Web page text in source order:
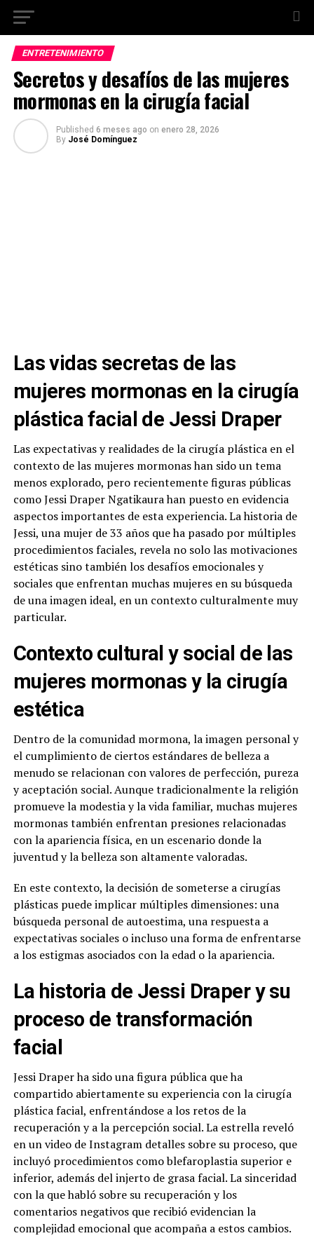
ENTRETENIMIENTO
Secretos y desafíos de las mujeres
mormonas en la cirugía facial
Published 6 meses ago on enero 28, 2026
By José Domínguez
Las vidas secretas de las
mujeres mormonas en la cirugía
plástica facial de Jessi Draper
Las expectativas y realidades de la cirugía plástica en el
contexto de las mujeres mormonas han sido un tema
menos explorado, pero recientemente figuras públicas
como Jessi Draper Ngatikaura han puesto en evidencia
aspectos importantes de esta experiencia. La historia de
Jessi, una mujer de 33 años que ha pasado por múltiples
procedimientos faciales, revela no solo las motivaciones
estéticas sino también los desafíos emocionales y
sociales que enfrentan muchas mujeres en su búsqueda
de una imagen ideal, en un contexto culturalmente muy
particular.
Contexto cultural y social de las
mujeres mormonas y la cirugía
estética
Dentro de la comunidad mormona, la imagen personal y
el cumplimiento de ciertos estándares de belleza a
menudo se relacionan con valores de perfección, pureza
y aceptación social. Aunque tradicionalmente la religión
promueve la modestia y la vida familiar, muchas mujeres
mormonas también enfrentan presiones relacionadas
con la apariencia física, en un escenario donde la
juventud y la belleza son altamente valoradas.
En este contexto, la decisión de someterse a cirugías
plásticas puede implicar múltiples dimensiones: una
búsqueda personal de autoestima, una respuesta a
expectativas sociales o incluso una forma de enfrentarse
a los estigmas asociados con la edad o la apariencia.
La historia de Jessi Draper y su
proceso de transformación
facial
Jessi Draper ha sido una figura pública que ha
compartido abiertamente su experiencia con la cirugía
plástica facial, enfrentándose a los retos de la
recuperación y a la percepción social. La estrella reveló
en un video de Instagram detalles sobre su proceso, que
incluyó procedimientos como blefaroplastia superior e
inferior, además del injerto de grasa facial. La sinceridad
con la que habló sobre su recuperación y los
comentarios negativos que recibió evidencian la
complejidad emocional que acompaña a estos cambios.